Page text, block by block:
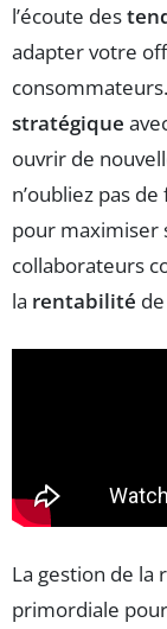
l’écoute des
adapter votre
stratégique
ouvrir de
n’oubliez pas
pour maximiser
collaborateurs
la rentabilité
La gestion de la
primordiale